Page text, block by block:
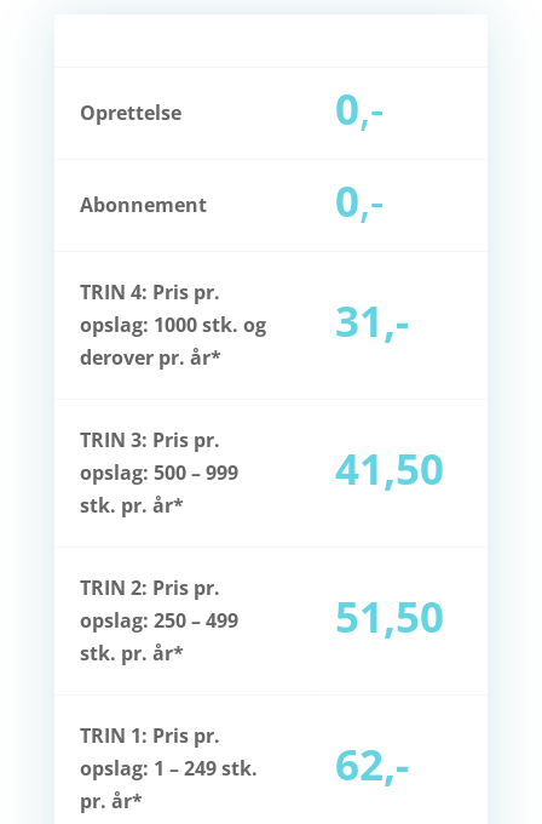
Oprettelse 0,-
Abonnement 0,-
TRIN 4: Pris pr.
opslag: 1000 stk. og
derover pr. år*
31,-
TRIN 3: Pris pr.
opslag: 500 – 999
stk. pr. år*
41,50
TRIN 2: Pris pr.
opslag: 250 – 499
stk. pr. år*
51,50
TRIN 1: Pris pr.
opslag: 1 – 249 stk.
pr. år*
62,-